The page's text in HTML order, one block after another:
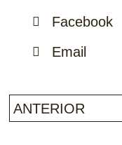
Facebook
Email
ANTERIOR